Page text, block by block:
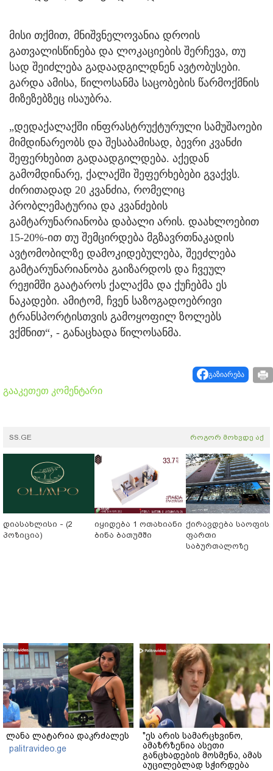
მისი თქმით, მნიშვნელოვანია დროის
გათვალისწინება და ლოკაციების შერჩევა, თუ
სად შეიძლება გადაადგილდნენ ავტობუსები.
გარდა ამისა, წილოსანმა საცობების წარმოქმნის
მიზეზებზეც ისაუბრა.
„დედაქალაქში ინფრასტრუქტურული სამუშაოები
მიმდინარეობს და შესაბამისად, ბევრი კვანძი
შეფერხებით გადაადგილდება. აქედან
გამომდინარე, ქალაქში შეფერხებები გვაქვს.
ძირითადად 20 კვანძია, რომელიც
პრობლემატურია და კვანძების
გამტარუნარიანობა დაბალი არის. დაახლოებით
15-20%-ით თუ შემცირდება მგზავრთნაკადის
ავტომობილზე დამოკიდებულება, შეეძლება
გამტარუნარიანობა გაიზარდოს და ჩვეულ
რეჟიმში გაატაროს ქალაქმა და ქუჩებმა ეს
ნაკადები. ამიტომ, ჩვენ საზოგადოებრივი
ტრანსპორტისთვის გამოყოფილ ზოლებს
ვქმნით“, - განაცხადა წილოსანმა.
გაზიარება
გააკეთეთ კომენტარი
SS.GE როგორ მოხვდე აქ
დიასახლისი - (2
პოზიცია)
იყიდება 1 ოთახიანი
ბინა ბათუმში
ქირავდება
ფართი
საბურთალოზე
ლანა ლატარია დაკრძალეს
palitravideo.ge
"ეს არის სამარცხვინო,
ამაზრზენია ასეთი
განცხადების მოსმენა, ამას
აუცილებლად სჭირდება